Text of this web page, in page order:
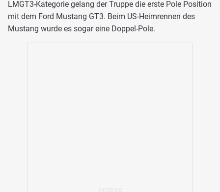
LMGT3-Kategorie gelang der Truppe die erste Pole Position
mit dem Ford Mustang GT3. Beim US-Heimrennen des
Mustang wurde es sogar eine Doppel-Pole.